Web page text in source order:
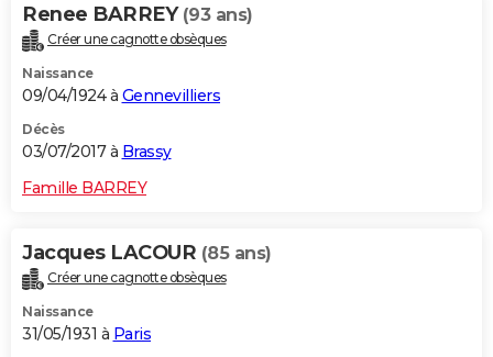
Renee BARREY (93 ans)
Créer une cagnotte obsèques
Naissance
09/04/1924 à Gennevilliers
Décès
03/07/2017 à Brassy
Famille BARREY
Jacques LACOUR (85 ans)
Créer une cagnotte obsèques
Naissance
31/05/1931 à Paris